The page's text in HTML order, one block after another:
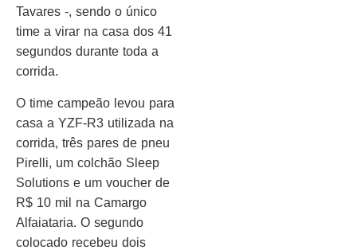
Tavares -, sendo o único
time a virar na casa dos 41
segundos durante toda a
corrida.
O time campeão levou para
casa a YZF-R3 utilizada na
corrida, três pares de pneu
Pirelli, um colchão Sleep
Solutions e um voucher de
R$ 10 mil na Camargo
Alfaiataria. O segundo
colocado recebeu dois